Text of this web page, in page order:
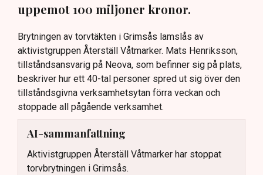
uppemot 100 miljoner kronor.
Brytningen av torvtäkten i Grimsås lamslås av
aktivistgruppen Återställ Våtmarker. Mats Henriksson,
tillståndsansvarig på Neova, som befinner sig på plats,
beskriver hur ett 40-tal personer spred ut sig över den
tillståndsgivna verksamhetsytan förra veckan och
stoppade all pågående verksamhet.
AI-sammanfattning
Aktivistgruppen Återställ Våtmarker har stoppat
torvbrytningen i Grimsås.